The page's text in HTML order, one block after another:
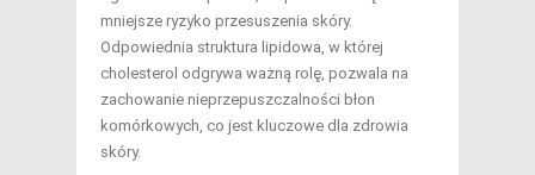
mniejsze ryzyko przesuszenia skóry.
Odpowiednia struktura lipidowa, w której
cholesterol odgrywa ważną rolę, pozwala na
zachowanie nieprzepuszczalności błon
komórkowych, co jest kluczowe dla zdrowia
skóry.